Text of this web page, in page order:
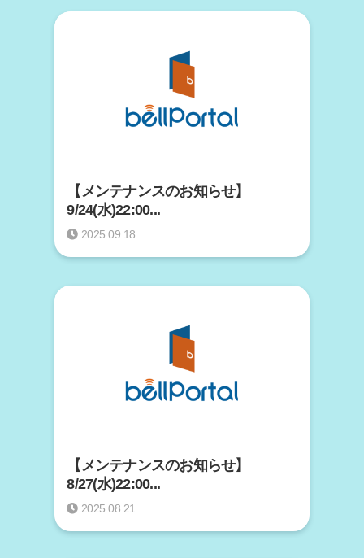
【メンテナンスのお知らせ】
9/24(水)22:00...
2025.09.18
【メンテナンスのお知らせ】
8/27(水)22:00...
2025.08.21